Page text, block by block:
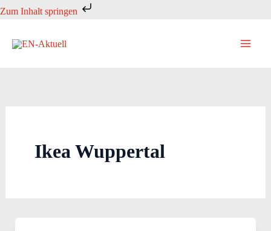
Zum Inhalt springen
Zum
springen
Ikea Wuppertal